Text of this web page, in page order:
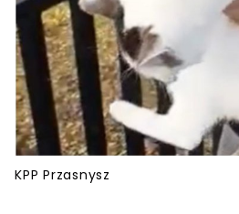
KPP Przasnysz